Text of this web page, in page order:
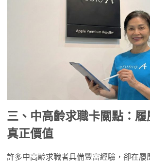
三、中高齡求職卡關點：履
真正價值
許多中高齡求職者具備豐富經驗，卻在履